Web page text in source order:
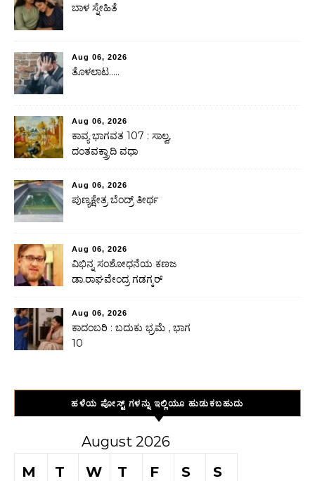
ಬಾಳ ಸ್ನೇಹಿತೆ
Aug 06, 2026
ತೊಳಲಾಟ…..
Aug 06, 2026
ಕಾವ್ಯ ಭಾಗವತ 107 : ಸಾಲ್ವ,
ದಂತವಕ್ತ್ರಾದಿ ವಧಾ
Aug 06, 2026
ಪುಣ್ಯಕ್ಷೇತ್ರ ಬೆಂದ್ರ್ ತೀರ್ಥ
Aug 06, 2026
ವಿಭಿನ್ನ ಸಂಶೋಧನೆಯ ಕಣಜ
ಡಾ.ರಾಘವೇಂದ್ರ ಗಡಗ್ಕರ್
Aug 06, 2026
ಕಾದಂಬರಿ : ಬದುಕು ಭ್ರಮೆ , ಭಾಗ
10
ಹಳೆಯ ಪೋಸ್ಟ್ ಗಳನ್ನು ಇಲ್ಲಿಯೂ ಹುಡುಕಬಹುದು
August 2026
M
T W T F S S